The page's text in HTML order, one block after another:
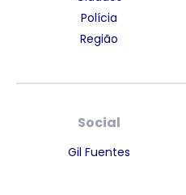
Polícia
Região
Social
Gil Fuentes